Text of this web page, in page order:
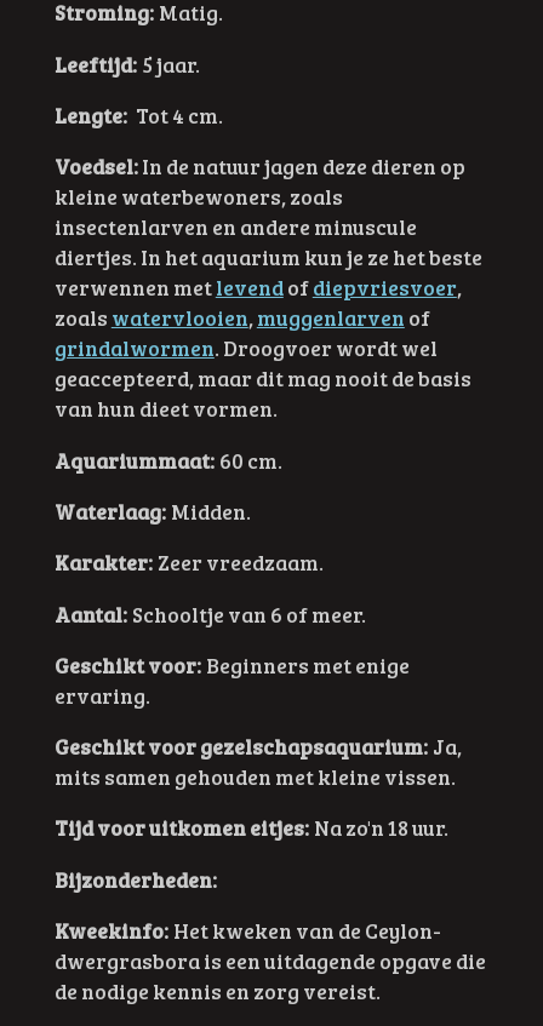
Stroming:Matig.
Leeftijd: 5 jaar.
Lengte: Tot 4 cm.
Voedsel:In de natuur jagen deze dieren op
kleine waterbewoners, zoals
insectenlarven en andere minuscule
diertjes. In het aquarium kun je ze het beste
verwennen metlevendofdiepvriesvoer,
zoals watervlooien,muggenlarven of
grindalwormen. Droogvoer wordt wel
geaccepteerd, maar dit mag nooit de basis
van hun dieet vormen.
Aquariummaat:60 cm.
Waterlaag: Midden.
Karakter: Zeer vreedzaam.
Aantal: Schooltje van 6 of meer.
Geschikt voor:Beginners met enige
ervaring.
Geschikt voor gezelschapsaquarium: Ja,
mits samen gehouden met kleine vissen.
Tijd voor uitkomen eitjes:Na zo'n 18 uur.
Bijzonderheden:
Kweekinfo:Het kweken van de Ceylon-
dwergrasbora is een uitdagende opgave die
de nodige kennis en zorg vereist.